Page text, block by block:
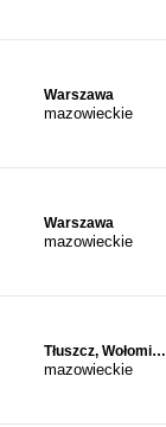
Warszawa
mazowieckie
Warszawa
mazowieckie
Tłuszcz, Wołomi…
mazowieckie